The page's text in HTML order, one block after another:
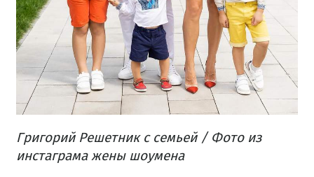
Григорий Решетник с семьей / Фото из
инстаграма жены шоумена